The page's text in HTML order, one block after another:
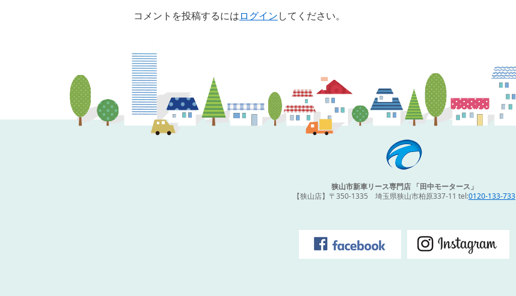
コメントを投稿するにはログインしてください。
狭山市新車リース専門店 「田中モータース」
【狭山店】〒350-1335 埼玉県狭山市柏原337-11 tel:0120-133-733